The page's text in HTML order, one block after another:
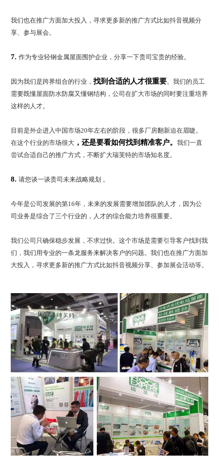
我们也在推广方面加大投入，寻求更多新的推广方式比如抖音视频分
享、参与展会。
7.作为专业轻钢金属屋面围护企业，分享一下贵司宝贵的经验。
因为我们是跨界组合的行业，找到合适的人才很重要。我们的员工
需要既懂屋面防水防腐又懂钢结构，公司在扩大市场的同时要注重培养
这样的人才。
目前是外企进入中国市场20年左右的阶段，很多厂房翻新迫在眉睫。
在这个行业的市场很大 ，还是要看如何找到精准客户。我们一直
尝试合适自己的推广方式，不断扩大瑞芙特的市场知名度。
8.请您谈一谈贵司未来战略规划 。
今年是公司发展的第16年，未来的发展需要增加团队的人才，因为公
司业务是综合了三个行业的，人才的综合能力培养很重要。
我们公司只确保稳步发展，不求过快。这个市场是需要引导客户找到我
们，我们用专业的一条龙服务来解决客户的问题。我们也在推广方面加
大投入，寻求更多新的推广方式比如抖音视频分享、参加展会活动等。